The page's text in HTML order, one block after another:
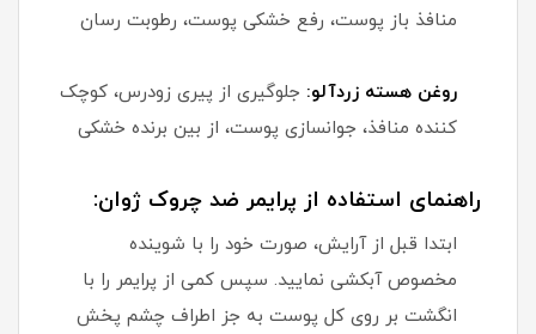
منافذ باز پوست، رفع خشکی پوست، رطوبت رسان
روغن هسته زردآلو: جلوگیری از پیری زودرس، کوچک
کننده منافذ، جوانسازی پوست، از بین برنده خشکی
راهنمای استفاده از پرایمر ضد چروک ژوان:
ابتدا قبل از آرایش، صورت خود را با شوینده
مخصوص آبکشی نمایید. سپس کمی از پرایمر را با
انگشت بر روی کل پوست به جز اطراف چشم پخش